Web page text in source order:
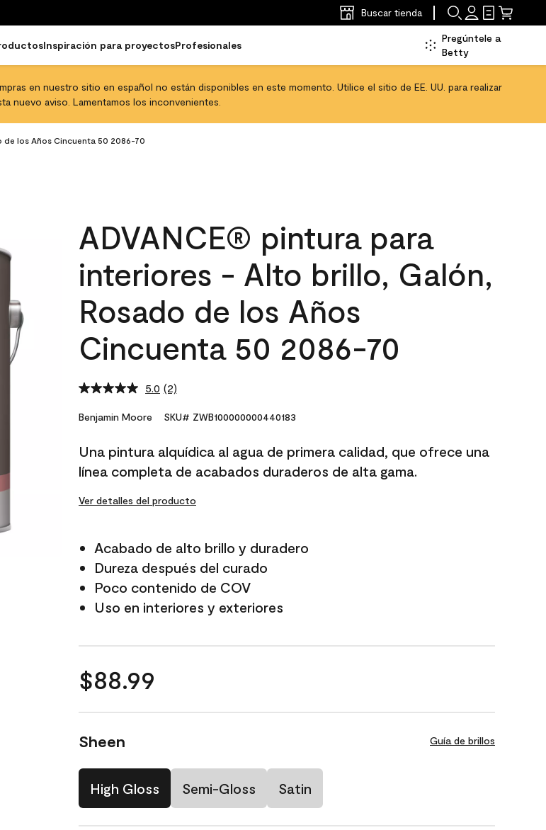
Buscar tienda
Inspiración para proyectosProfesionales
Pregúntele a
Betty
en nuestro sitio en español no están disponibles en este momento. Utilice el sitio de EE. UU. para realizar
nuevo aviso. Lamentamos los inconvenientes.
los Años Cincuenta 50 2086-70
ADVANCE® pintura para
interiores - Alto brillo, Galón,
Rosado de los Años
Cincuenta 50 2086-70
5.0 Read
Reviews.
link.
(2)
Benjamin Moore SKU# ZWB100000000440183
Una pintura alquídica al agua de primera calidad, que ofrece una
línea completa de acabados duraderos de alta gama.
Ver detalles del producto
Acabado de alto brillo y duradero
Dureza después del curado
Poco contenido de COV
Uso en interiores y exteriores
$88.99
Sheen Guía de brillos
High Gloss Semi-Gloss Satin